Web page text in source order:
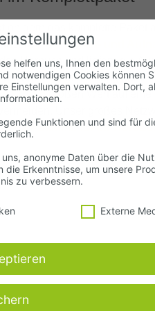
gern das komplette Paket
Synchron- und
Hörbuch und liefern die
die Veröffentlichung
Studiogroßen Wert auf eine
Unser großes
Stimme für Ihr
helfen uns, Ihnen den
notwendigen Cookies können
Einstellungen verwalten. Dort,
Funktionen und sind für
anonyme Daten über die
die Erkenntnisse, um unsere
zu verbessern.
Externe